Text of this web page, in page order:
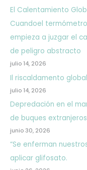
El Calentamiento
Cuandoel
empieza a juzgar el
de peligro abstracto
julio 14, 2026
Il riscaldamento
julio 14, 2026
Depredación en el
de buques
junio 30, 2026
“Se enferman
aplicar glifosato.